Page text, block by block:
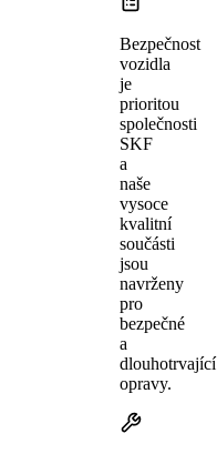
Bezpečnost
vozidla
je
prioritou
společnosti
SKF
a
naše
vysoce
kvalitní
součásti
jsou
navrženy
pro
bezpečné
a
dlouhotrvající
opravy.